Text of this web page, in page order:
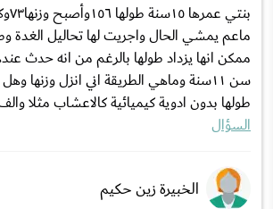
ماعم يمشي الحال واجريت لها تحاليل
ممكن انها يزداد طولها بالرغم من انه حدث
سن ١١سنة وماهي الطريقة اني انزل وزنها
طولها بدون ادوية كيميائية كالاعشاب مثلا
السؤال
الخبيرة زين حكيم